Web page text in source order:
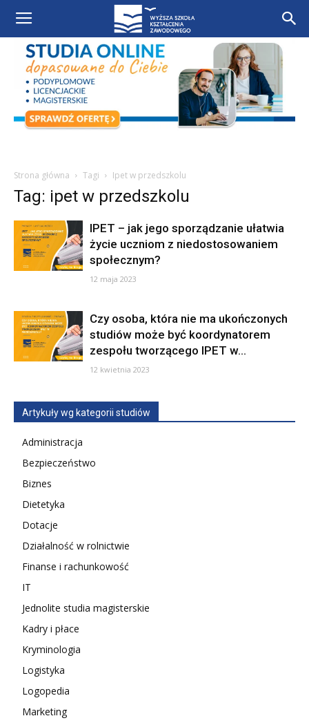
Strona główna Tagi Ipet w przedszkolu
Tag: ipet w przedszkolu
IPET – jak jego sporządzanie ułatwia
życie uczniom z niedostosowaniem
społecznym?
12 maja 2023
Czy osoba, która nie ma ukończonych
studiów może być koordynatorem
zespołu tworzącego IPET w...
12 kwietnia 2023
Artykuły wg kategorii studiów
Administracja
Bezpieczeństwo
Biznes
Dietetyka
Dotacje
Działalność w rolnictwie
Finanse i rachunkowość
IT
Jednolite studia magisterskie
Kadry i płace
Kryminologia
Logistyka
Logopedia
Marketing